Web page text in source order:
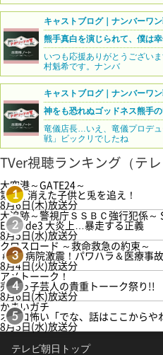
キャストブログ｜ナンバーワ
熊手真白を演じられて、僕は
いつも応援ありがとうござい
村魁希です。ナンバ
キャストブログ｜ナンバーワ
神をも恐れぬゴッドネス熊手
竜儀店長…いえ、竜儀プロデ
戦」ビックリでしたね
TVer視聴ランキング（テレ
1
大空港～GATE24～
第3話 消えた子供と兎を追え！
8月6日(木)放送分
2
大追跡～警視庁ＳＳＢＣ強行犯係～
Episode3 大炎上…暴走する正義
8月5日(水)放送分
3
クロスロード ～救命救急の約束～
＃5 病院激震！パワハラ＆医療事
8月4日(火)放送分
4
アメトーーク！
売れっ子芸人の貴重トーーク祭り!!
8月6日(木)放送分
5
かまいガチ
オモロ怖い「でな、話はここからや
8月5日(水)放送分
テレビ朝日トップ